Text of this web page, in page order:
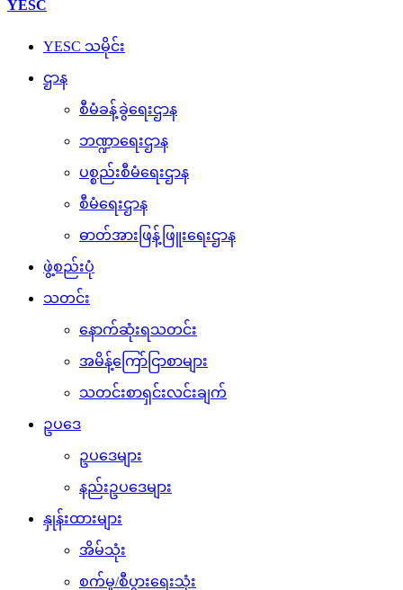
YESC
YESC သမိုင်း
ဌာန
စီမံခန့်ခွဲရေးဌာန
ဘဏ္ဍာရေးဌာန
ပစ္စည်းစီမံရေးဌာန
စီမံရေးဌာန
ဓာတ်အားဖြန့်ဖြူးရေးဌာန
ဖွဲ့စည်းပုံ
သတင်း
နောက်ဆုံးရသတင်း
အမိန့်ကြော်ငြာစာများ
သတင်းစာရှင်းလင်းချက်
ဥပဒေ
ဥပဒေများ
နည်းဥပဒေများ
နှုန်းထားများ
အိမ်သုံး
စက်မှု/စီပွားရေးသုံး